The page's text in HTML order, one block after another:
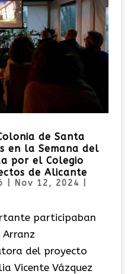
de Santa
en la Semana del
por el Colegio
de Alicante
Nov 12, 2024
participaban
Arranz
del proyecto
Vicente Vázquez